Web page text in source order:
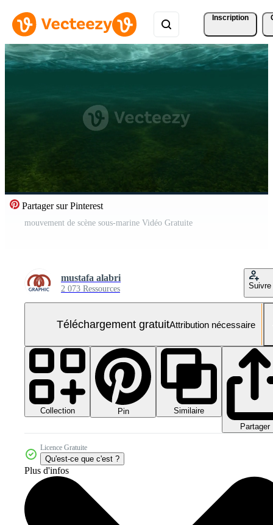
Inscription
Partager sur Pinterest
mouvement de scène sous-marine Vidéo Gratuite
mustafa alabri
2 073 Ressources Suivre
Téléchargement gratuitAttribution nécessaire
Collection Pin
Similaire
Partager
Licence Gratuite
Qu'est-ce que c'est ?
Plus d'infos